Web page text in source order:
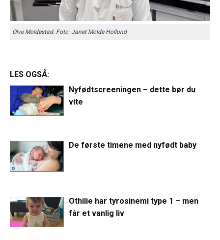
Olve Moldestad. Foto: Janet Molde Hollund
LES OGSÅ:
Nyfødtscreeningen – dette bør du
vite
De første timene med nyfødt baby
Othilie har tyrosinemi type 1 – men
får et vanlig liv